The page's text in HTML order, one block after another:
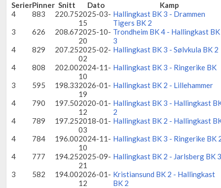
SerierPinner Snitt Dato
Kamp
4
883 220.752025-03-
15
Hallingkast BK 3 - Drammen
Tigers BK 2
3
626 208.672025-10-
20
Trondheim BK 4 - Hallingkast BK
3
4
829 207.252025-02-
02
Hallingkast BK 3 - Sølvkula BK 2
4
808 202.002024-11-
10
Hallingkast BK 3 - Ringerike BK
3
595 198.332026-01-
19
Hallingkast BK 2 - Lillehammer
4
790 197.502020-01-
12
Hallingkast BK 3 - Hallingkast
2
4
789 197.252018-01-
03
Hallingkast BK 2 - Hallingkast
4
784 196.002024-11-
10
Hallingkast BK 3 - Ringerike BK
4
777 194.252025-09-
21
Hallingkast BK 2 - Jarlsberg BK 3
3
582 194.002026-01-
12
Kristiansund BK 2 - Hallingkast
BK 2